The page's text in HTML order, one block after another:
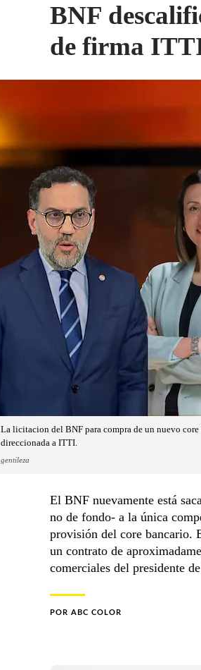
BNF
de firma
La licitacion del BNF para compra de un nuevo
direccionada a ITTI.
gentileza
El BNF nuevamente está
no de fondo- a la única
provisión del core bancario.
un contrato de
comerciales del presidente
POR ABC COLOR